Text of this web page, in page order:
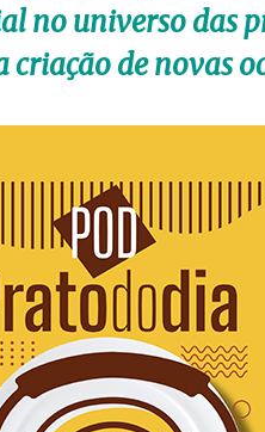
no universo das
criação de novas